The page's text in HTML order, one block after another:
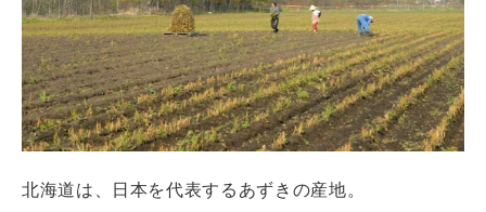
北海道は、日本を代表するあずきの産地。